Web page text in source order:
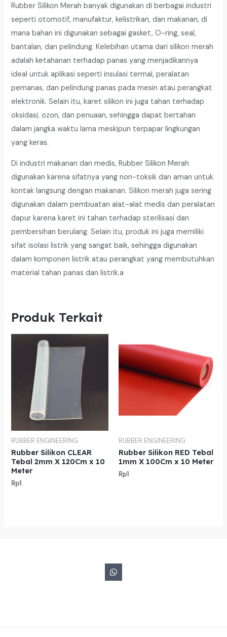
Rubber Silikon Merah banyak digunakan di berbagai industri
seperti otomotif, manufaktur, kelistrikan, dan makanan, di
mana bahan ini digunakan sebagai gasket, O-ring, seal,
bantalan, dan pelindung. Kelebihan utama dari silikon merah
adalah ketahanan terhadap panas yang menjadikannya
ideal untuk aplikasi seperti insulasi termal, peralatan
pemanas, dan pelindung panas pada mesin atau perangkat
elektronik. Selain itu, karet silikon ini juga tahan terhadap
oksidasi, ozon, dan penuaan, sehingga dapat bertahan
dalam jangka waktu lama meskipun terpapar lingkungan
yang keras.
Di industri makanan dan medis, Rubber Silikon Merah
digunakan karena sifatnya yang non-toksik dan aman untuk
kontak langsung dengan makanan. Silikon merah juga sering
digunakan dalam pembuatan alat-alat medis dan peralatan
dapur karena karet ini tahan terhadap sterilisasi dan
pembersihan berulang. Selain itu, produk ini juga memiliki
sifat isolasi listrik yang sangat baik, sehingga digunakan
dalam komponen listrik atau perangkat yang membutuhkan
material tahan panas dan listrik.a
Produk Terkait
RUBBER ENGINEERING
Rubber Silikon CLEAR
Tebal 2mm X 120Cm x 10
Meter
Rp1
RUBBER ENGINEERING
Rubber Silikon RED Tebal
1mm X 100Cm x 10 Meter
Rp1